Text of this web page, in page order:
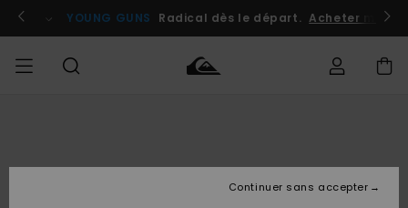
l'information
le
Se connecter / s'inscrire
YOUNG GUNS Radical dès le départ. Acheter
Continuer sans accepter